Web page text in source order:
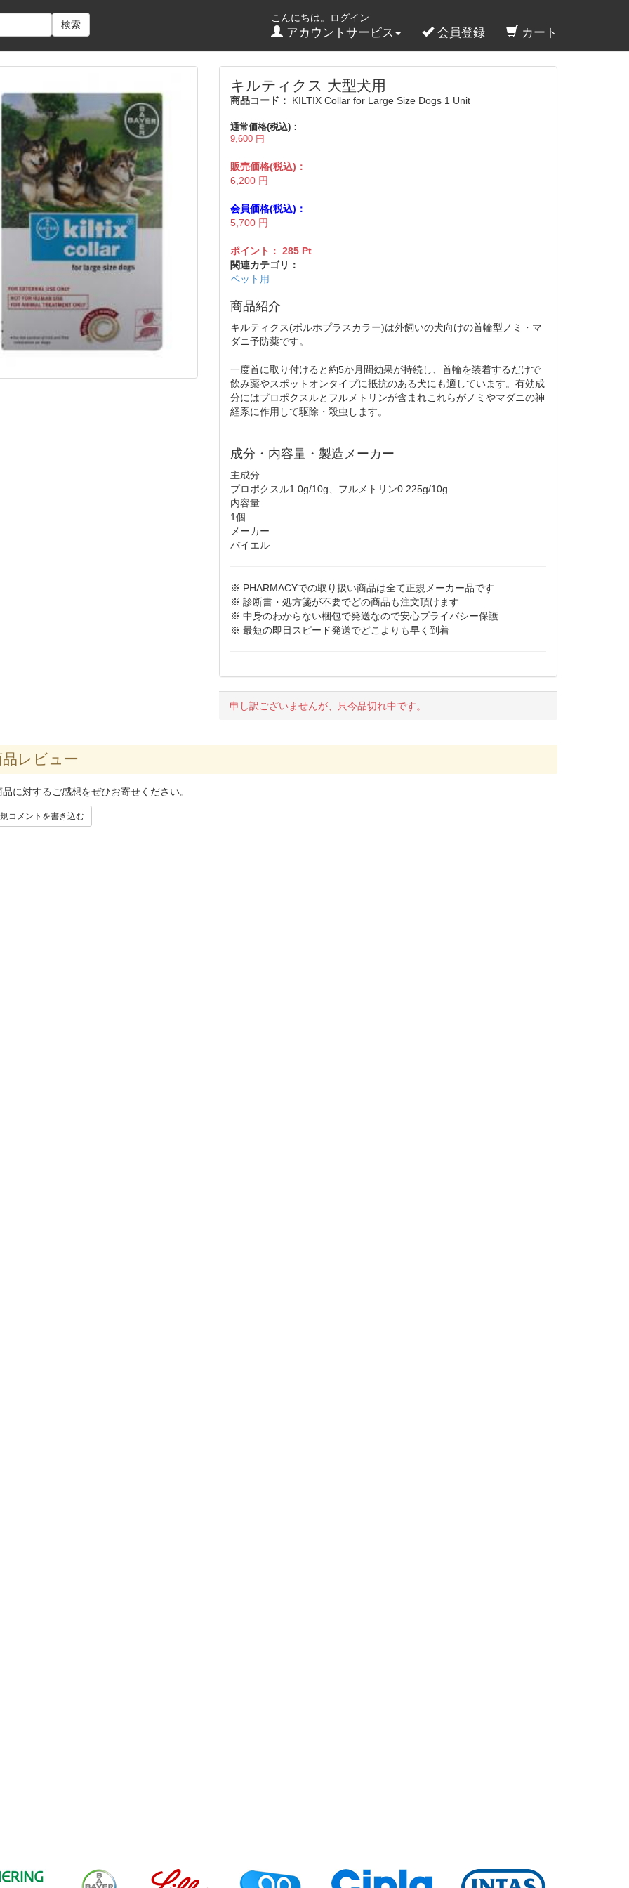
検索
こんにちは。ログイン
アカウントサービス 会員登録 カート
キルティクス 大型犬用
商品コード： KILTIX Collar for Large Size Dogs 1 Unit
通常価格(税込)：
9,600 円
販売価格(税込)：
6,200 円
会員価格(税込)：
5,700 円
ポイント：285 Pt
関連カテゴリ：
ペット用
商品紹介
キルティクス(ボルホプラスカラー)は外飼いの犬向けの首輪型ノミ・マ
ダニ予防薬です。
一度首に取り付けると約5か月間効果が持続し、首輪を装着するだけで
飲み薬やスポットオンタイプに抵抗のある犬にも適しています。有効成
分にはプロポクスルとフルメトリンが含まれこれらがノミやマダニの神
経系に作用して駆除・殺虫します。
成分・内容量・製造メーカー
主成分
プロポクスル1.0g/10g、フルメトリン0.225g/10g
内容量
1個
メーカー
バイエル
※ PHARMACYでの取り扱い商品は全て正規メーカー品です
※ 診断書・処方箋が不要でどの商品も注文頂けます
※ 中身のわからない梱包で発送なので安心プライバシー保護
※ 最短の即日スピード発送でどこよりも早く到着
申し訳ございませんが、只今品切れ中です。
レビュー
品に対するご感想をぜひお寄せください。
コメントを書き込む